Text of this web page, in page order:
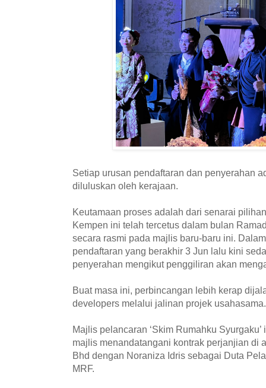
Setiap urusan pendaftaran dan penyerahan
diluluskan oleh kerajaan.
Keutamaan proses adalah dari senarai
Kempen ini telah tercetus dalam bulan
secara rasmi pada majlis baru-baru ini.
pendaftaran yang berakhir 3 Jun lalu kini
penyerahan mengikut penggiliran akan
Buat masa ini, perbincangan lebih kerap
developers melalui jalinan projek usahasama.
Majlis pelancaran ‘Skim Rumahku
majlis menandatangani kontrak perjanjian di
Bhd dengan Noraniza Idris sebagai Duta
MRF.